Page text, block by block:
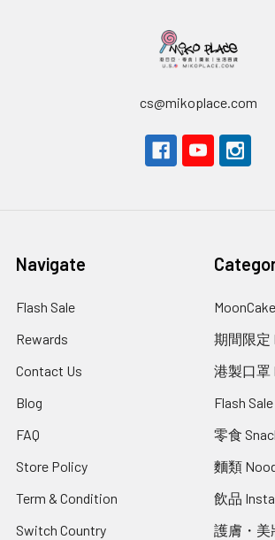
cs@mikoplace.com
Navigate
Flash Sale
Rewards
Contact Us
Blog
FAQ
Store Policy
Term & Condition
Switch Country
期間限定
港製口罩
Flash Sale
零食
麵類
飲品
護膚・美